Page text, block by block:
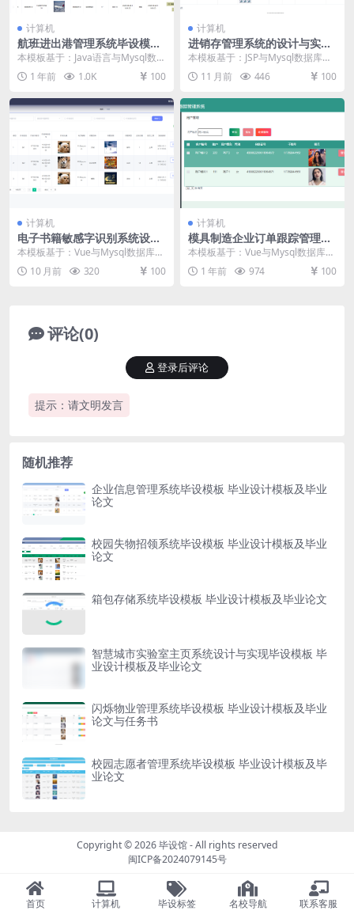
计算机
航班进出港管理系统毕设模板
毕业设计模板及毕业论文
本模板基于：Java语言与Mysql数据
库开发 系统功能实现 编程人员在搭
建的开...
1 年前 1.0K 100
计算机
进销存管理系统的设计与实现
毕设模板 毕业设计模板及毕业
论文
本模板基于：JSP与Mysql数据库开
发 系统功能实现 系统实现部分就是
将系统分...
11 月前 446 100
计算机
电子书籍敏感字识别系统设计
与实现毕设模板 毕业设计模板
及毕业论文
本模板基于：Vue与Mysql数据库开
发 系统功能实现 系统实现部分就是
将系统分...
10 月前 320 100
计算机
模具制造企业订单跟踪管理系
统毕设模板 毕业设计模板及毕
业论文
本模板基于：Vue与Mysql数据库开
发 系统功能实现 系统实现部分就是
将系统分...
1 年前 974 100
评论(0)
提示：请文明发言
登录后评论
随机推荐
企业信息管理系统毕设模板 毕业设计模板及毕业
论文
校园失物招领系统毕设模板 毕业设计模板及毕业
论文
箱包存储系统毕设模板 毕业设计模板及毕业论文
智慧城市实验室主页系统设计与实现毕设模板 毕
业设计模板及毕业论文
闪烁物业管理系统毕设模板 毕业设计模板及毕业
论文与任务书
校园志愿者管理系统毕设模板 毕业设计模板及毕
业论文
Copyright © 2026毕设馆- All rights reserved
闽ICP备2024079145号
首页 计算机 毕设标签 名校导航 联系客服